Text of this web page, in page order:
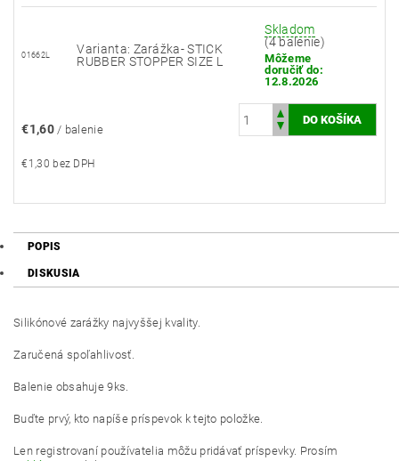
01662L
Varianta: Zarážka- STICK
RUBBER STOPPER SIZE L
Skladom
(4 balenie)
Môžeme
doručiť do:
12.8.2026
€1,60 / balenie
€1,30 bez DPH
POPIS
DISKUSIA
Silikónové zarážky najvyššej kvality.
Zaručená spoľahlivosť.
Balenie obsahuje 9ks.
Buďte prvý, kto napíše príspevok k tejto položke.
Len registrovaní používatelia môžu pridávať príspevky. Prosím